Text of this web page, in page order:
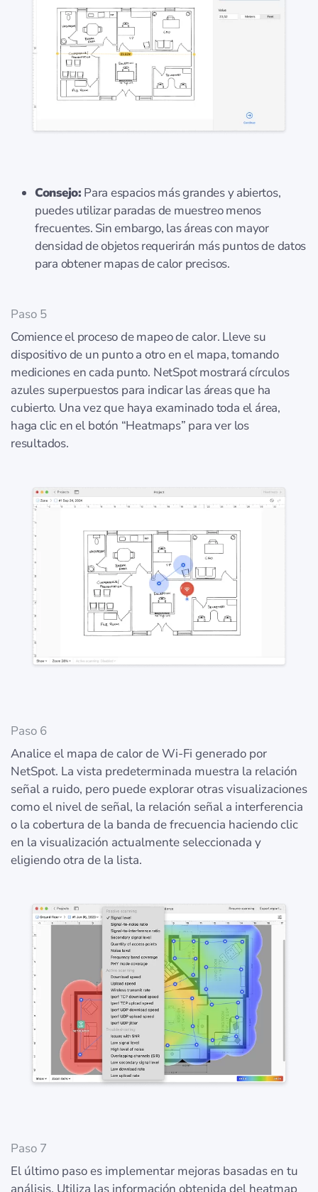
Consejo: Para espacios más grandes y abiertos,
puedes utilizar paradas de muestreo menos
frecuentes. Sin embargo, las áreas con mayor
densidad de objetos requerirán más puntos de datos
para obtener mapas de calor precisos.
Paso 5
Comience el proceso de mapeo de calor. Lleve su
dispositivo de un punto a otro en el mapa, tomando
mediciones en cada punto. NetSpot mostrará círculos
azules superpuestos para indicar las áreas que ha
cubierto. Una vez que haya examinado toda el área,
haga clic en el botón “Heatmaps” para ver los
resultados.
Paso 6
Analice el mapa de calor de Wi-Fi generado por
NetSpot. La vista predeterminada muestra la relación
señal a ruido, pero puede explorar otras visualizaciones
como el nivel de señal, la relación señal a interferencia
o la cobertura de la banda de frecuencia haciendo clic
en la visualización actualmente seleccionada y
eligiendo otra de la lista.
Paso 7
El último paso es implementar mejoras basadas en tu